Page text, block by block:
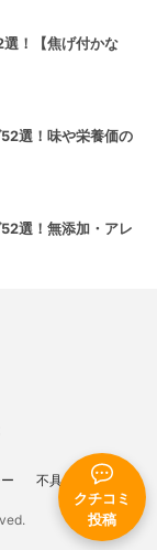
クチコミ
投稿
！【焦げ付かな
選！味や栄養価の
選！無添加・アレ
不具合報告